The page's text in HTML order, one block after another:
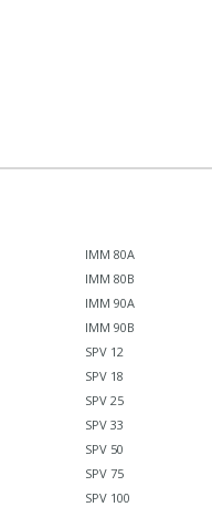
IMM 80A
IMM 80B
IMM 90A
IMM 90B
SPV 12
SPV 18
SPV 25
SPV 33
SPV 50
SPV 75
SPV 100